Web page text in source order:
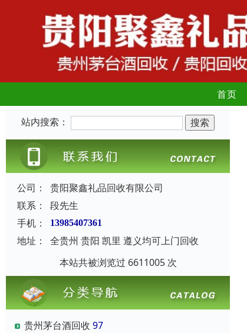
首页
站内搜索：
公司：
贵阳聚鑫礼品回收有限公司
联系：
段先生
手机：
13985407361
地址：
全贵州 贵阳 凯里 遵义均可上门回收
本站共被浏览过 6611005 次
贵州茅台酒回收 97